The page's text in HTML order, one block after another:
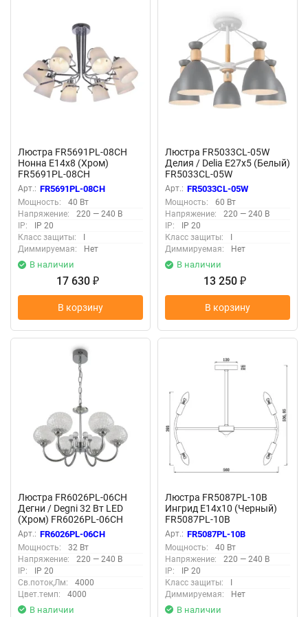
Люстра FR5691PL-08CH
Нонна E14x8 (Хром)
FR5691PL-08CH
Арт.: FR5691PL-08CH
Мощность:
40 Вт
Напряжение:
220 — 240 В
IP:
IP 20
Класс защиты:
Диммируемая:
Нет
В наличии
17 630 ₽
В корзину
Люстра FR5033CL-05W
Делия / Delia E27x5 (Белый)
FR5033CL-05W
Арт.: FR5033CL-05W
Мощность:
60 Вт
Напряжение:
220 — 240 В
IP:
IP 20
Класс защиты:
Диммируемая:
Нет
В наличии
13 250 ₽
В корзину
Люстра FR6026PL-06CH
Дегни / Degni 32 Вт LED
(Хром) FR6026PL-06CH
Арт.: FR6026PL-06CH
Мощность:
32 Вт
Напряжение:
220 — 240 В
IP:
IP 20
Св.поток,Лм:
4000
Цвет.темп:
4000
В наличии
Люстра FR5087PL-10B
Ингрид E14x10 (Черный)
FR5087PL-10B
Арт.: FR5087PL-10B
Мощность:
40 Вт
Напряжение:
220 — 240 В
IP:
IP 20
Класс защиты:
I
Диммируемая:
Нет
В наличии